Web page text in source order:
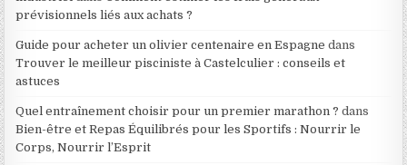
prévisionnels liés aux achats ?
Guide pour acheter un olivier centenaire en Espagne dans
Trouver le meilleur pisciniste à Castelculier : conseils et
astuces
Quel entraînement choisir pour un premier marathon ? dans
Bien-être et Repas Équilibrés pour les Sportifs : Nourrir le
Corps, Nourrir l’Esprit